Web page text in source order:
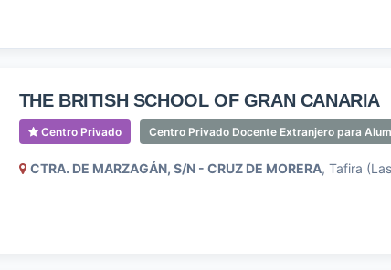
THE BRITISH SCHOOL OF GRAN CANARIA
Centro Privado Centro Privado Docente Extranjero para
CTRA. DE MARZAGÁN, S/N - CRUZ DE MORERA, Tafira